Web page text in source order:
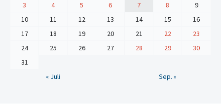
3
4 5 6 7 8
9
10
11 12 13 14 15
16
17
18 19 20 21 22
23
24
25 26 27 28 29
30
31
« Juli
Sep. »